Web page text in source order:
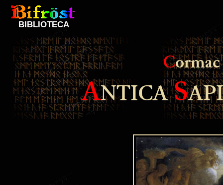
BIBLIOTECA
C
ANTICAS